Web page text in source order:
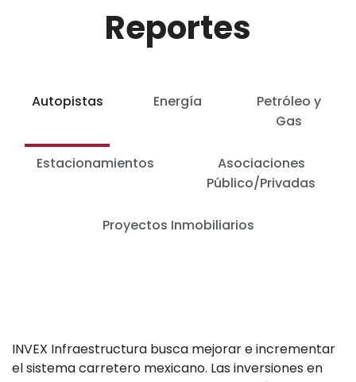
Reportes
Autopistas Energía
Petróleo y
Gas
Estacionamientos
Asociaciones
Público/Privadas
Proyectos Inmobiliarios
INVEX Infraestructura busca mejorar e incrementar
el sistema carretero mexicano. Las inversiones en